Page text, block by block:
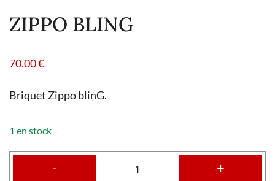
ZIPPO BLING
70.00€
Briquet Zippo blinG.
1 en stock
- +